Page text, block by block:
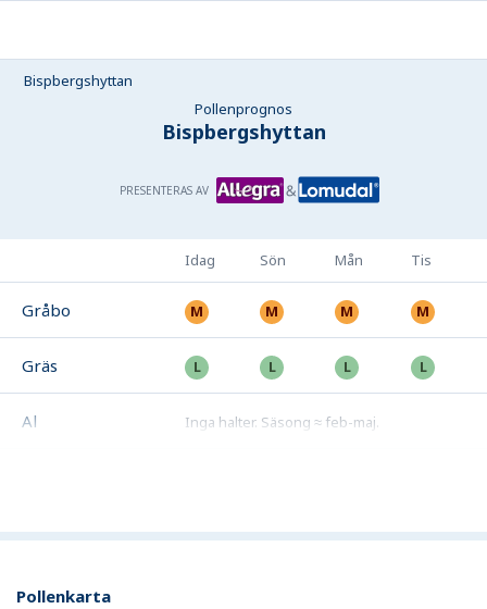
Bispbergshyttan
Pollenprognos
Bispbergshyttan
PRESENTERAS AV
Idag Sön Mån Tis
Gråbo
Gräs
Al Inga halter. Säsong ≈ feb-maj.
Pollenkarta